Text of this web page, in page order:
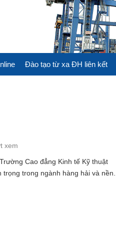
Đào tạo từ xa ĐH liên kết
xem
Cao đẳng Kinh tế Kỹ thuật
trong ngành hàng hải và nền...